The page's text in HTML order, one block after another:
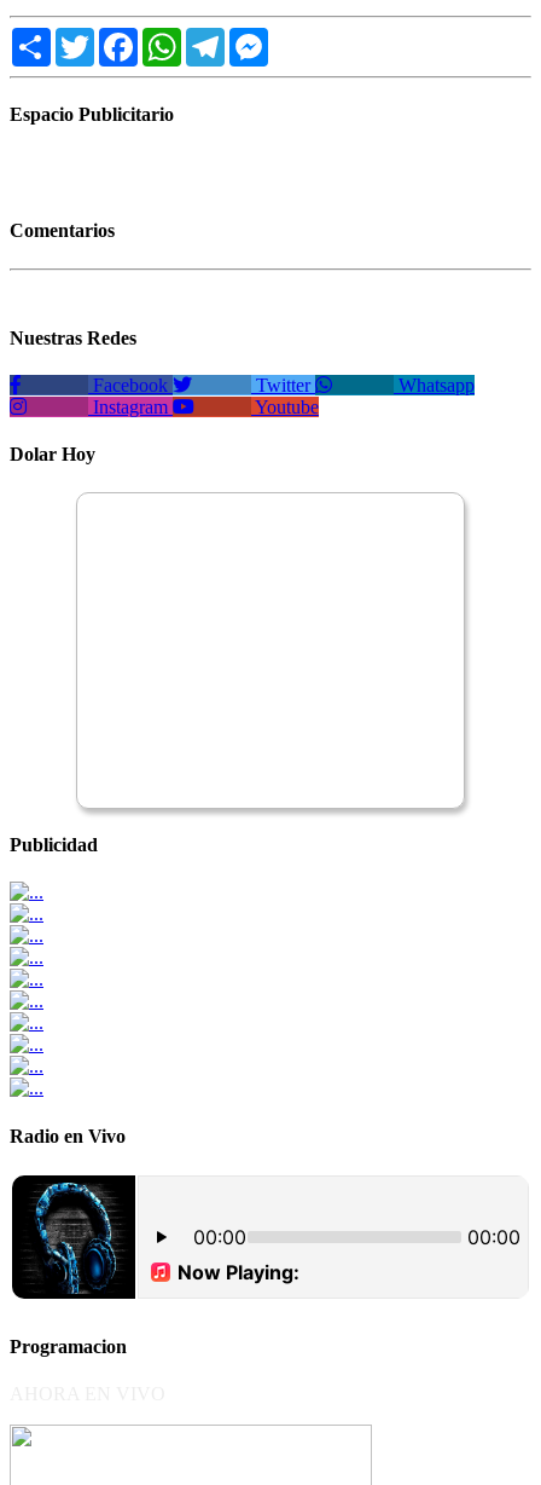
Share TwitterFacebookWhatsApp
Telegram
Espacio Publicitario
Comentarios
Nuestras Redes
Facebook Twitter
Whatsapp
Instagram
Youtube
Dolar Hoy
Publicidad
Radio en Vivo
Programacion